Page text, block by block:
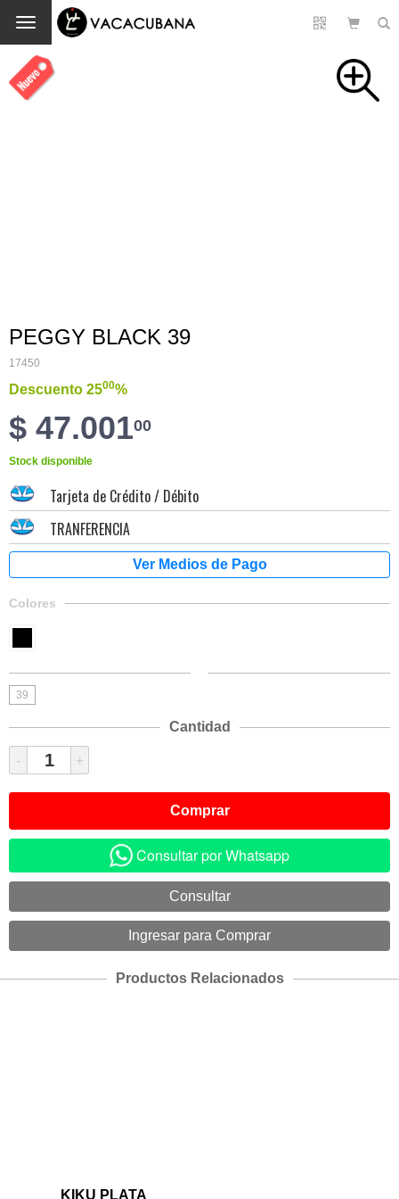
Cambio
PEGGY BLACK 39
17450
Descuento 2500%
$ 47.00100
Stock disponible
Tarjeta de Crédito / Débito
TRANFERENCIA
Colores
39
Cantidad
- +
Consultar por Whatsapp
Productos Relacionados
KIKU PLATA